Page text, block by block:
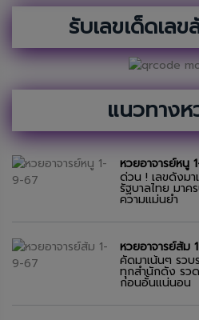
รับเลขเด็ดเล
แนวทางห
หวยอาจารย์หนู
ด่วน ! เลขดังม
รัฐบาลไทย มาค
ความแม่นยำ
หวยอาจารย์ส้ม
คัดมาเน้นๆ รว
ทุกสำนักดัง รวด
ก่อนอั้นแน่นอน